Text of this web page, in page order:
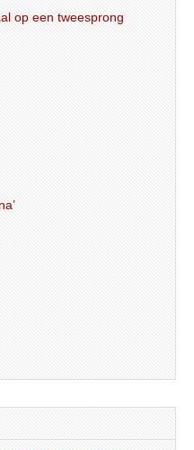
AI mondiaal op een tweesprong